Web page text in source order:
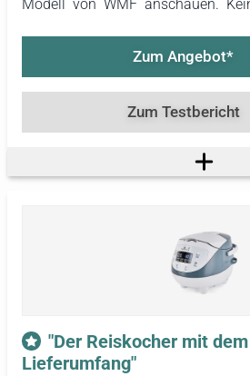
Modell von WMF anschauen.
seiner geringen Abmessungen ist
Lieferumfang enthalten, der es
durch einen geringenZum Testbericht
Zum Angebot*
"Der Reiskocher mit
Lieferumfang"